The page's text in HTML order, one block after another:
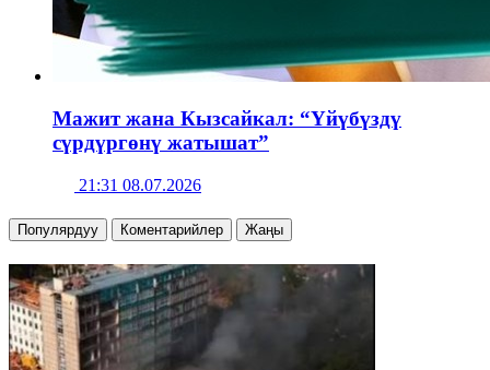
Мажит жана Кызсайкал: “Үйүбүздү
сүрдүргөнү жатышат”
21:31 08.07.2026
Популярдуу Коментарийлер Жаңы